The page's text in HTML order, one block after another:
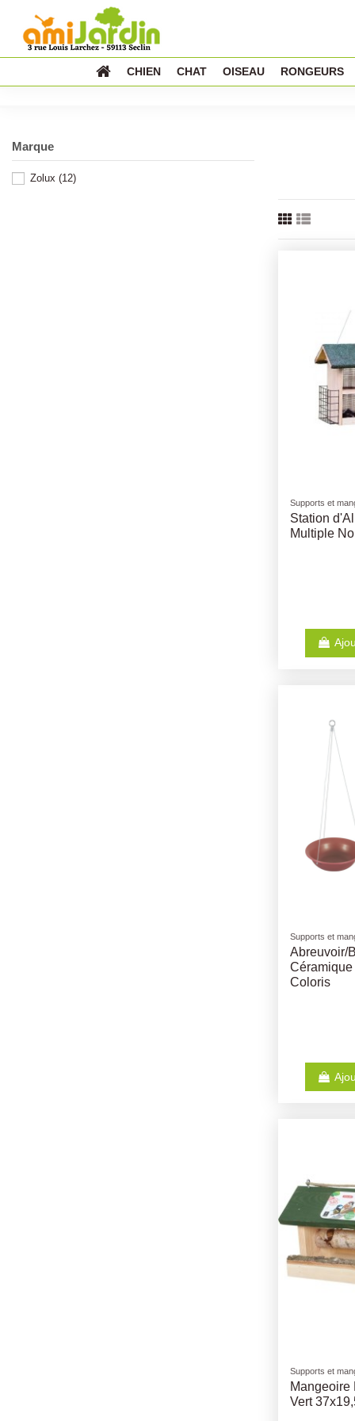
CHIEN CHAT OISEAU RONGEURS
Supports et
Station
Multiple
Supports et
Abreuvoir/
Coloris
Supports et
Mangeoire
Vert
Marque
Zolux (12)